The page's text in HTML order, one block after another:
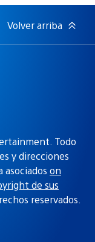
Volver arriba
Todo
y direcciones
asociados on
de sus
reservados.